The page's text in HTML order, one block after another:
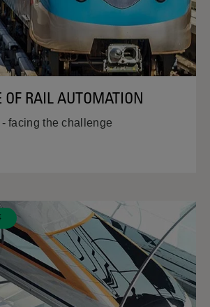
OF RAIL AUTOMATION
facing the challenge